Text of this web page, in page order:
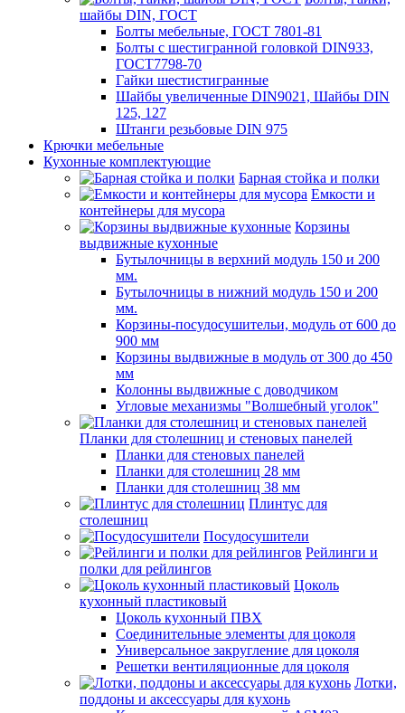
шайбы DIN, ГОСТ
Болты мебельные, ГОСТ 7801-81
Болты с шестигранной головкой DIN933,
ГОСТ7798-70
Гайки шестистигранные
Шайбы увеличенные DIN9021, Шайбы DIN
125, 127
Штанги резьбовые DIN 975
Крючки мебельные
Кухонные комплектующие
Барная стойка и полки
Емкости и
контейнеры для мусора
Корзины
выдвижные кухонные
Бутылочницы в верхний модуль 150 и 200
мм.
Бутылочницы в нижний модуль 150 и 200
мм.
Корзины-посудосушительи, модуль от 600 до
900 мм
Корзины выдвижные в модуль от 300 до 450
мм
Колонны выдвижные с доводчиком
Угловые механизмы "Волшебный уголок"
Планки для столешниц и стеновых панелей
Планки для стеновых панелей
Планки для столешниц 28 мм
Планки для столешниц 38 мм
Плинтус для
столешниц
Посудосушители
Рейлинги и
полки для рейлингов
Цоколь
кухонный пластиковый
Цоколь кухонный ПВХ
Соединительные элементы для цоколя
Универсальное закругление для цоколя
Решетки вентиляционные для цоколя
Лотки,
поддоны и аксессуары для кухонь